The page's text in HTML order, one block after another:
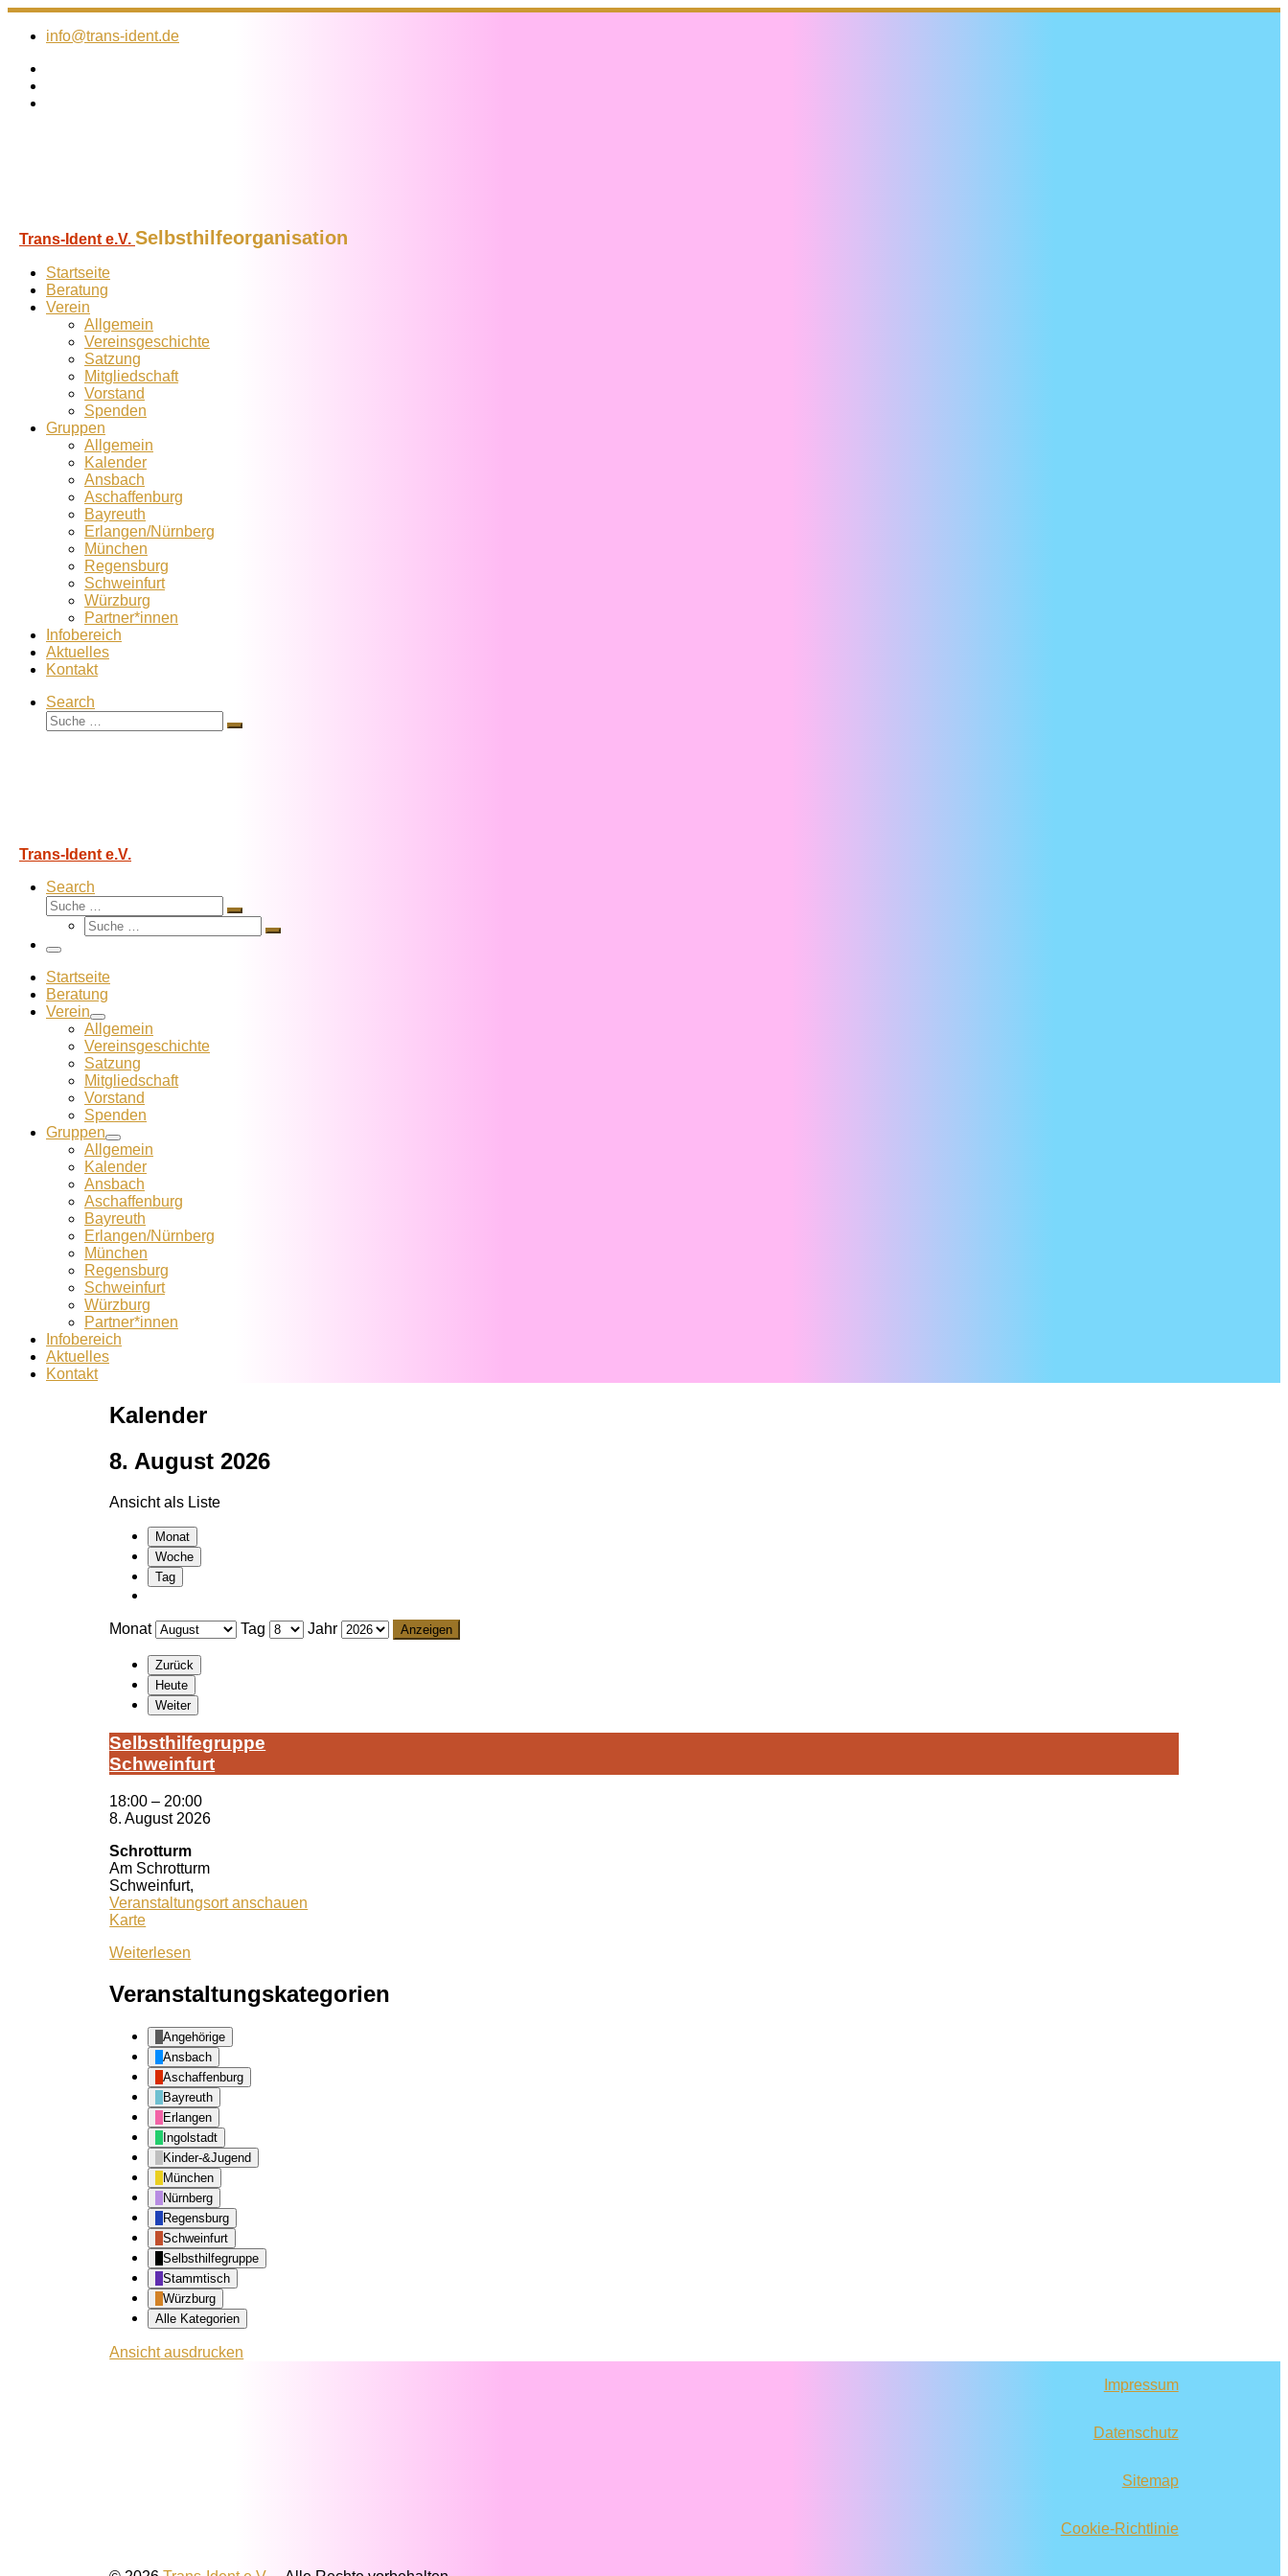
Zum
Inhalt
info@trans-ident.de
Trans-Ident e.V. Selbsthilfeorganisation
Startseite
Beratung
Verein
Allgemein
Vereins­geschichte
Satzung
Mitglied­schaft
Vorstand
Spenden
Gruppen
Allgemein
Kalender
Ansbach
Aschaffenburg
Bayreuth
Erlangen/Nürnberg
München
Regensburg
Schweinfurt
Würzburg
Partner*innen
Infobereich
Aktuelles
Kontakt
Search
Suche
Suche
Trans-Ident e.V.
Search
Suche
Suche
Suche
Suche
Menü
Startseite
Beratung
Verein
Allgemein
Vereins­geschichte
Satzung
Mitglied­schaft
Vorstand
Spenden
Gruppen
Allgemein
Kalender
Ansbach
Aschaffenburg
Bayreuth
Erlangen/Nürnberg
München
Regensburg
Schweinfurt
Würzburg
Partner*innen
Infobereich
Aktuelles
Kontakt
Kalender
8. August 2026
Ansicht als Liste
Monat
Woche
Tag
Monat Tag Jahr
Zurück
Heute
Weiter
Selbst­hil­fe­grup­pe
Schwein­furt
18:00 – 20:00
8. August 2026
Schrotturm
Am Schrotturm
Schweinfurt,
Veranstaltungsort anschauen
KarteSchrotturm
Weiterlesen
Veranstaltungskategorien
Angehörige
Ansbach
Aschaffenburg
Bayreuth
Erlangen
Ingolstadt
Kinder-&Jugend
München
Nürnberg
Regensburg
Schweinfurt
Selbsthilfegruppe
Stammtisch
Würzburg
Alle Kategorien
Ansichtausdrucken
Impressum
Datenschutz
Sitemap
Cookie-Richtlinie